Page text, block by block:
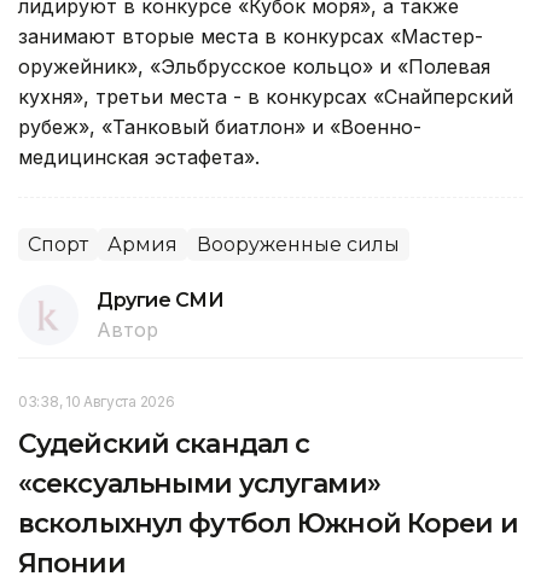
лидируют в конкурсе «Кубок моря», а также
занимают вторые места в конкурсах «Мастер-
оружейник», «Эльбрусское кольцо» и «Полевая
кухня», третьи места - в конкурсах «Снайперский
рубеж», «Танковый биатлон» и «Военно-
медицинская эстафета».
Спорт Армия Вооруженные силы
Другие СМИ
Автор
03:38, 10 Августа 2026
Судейский скандал с
«сексуальными услугами»
всколыхнул футбол Южной Кореи и
Японии